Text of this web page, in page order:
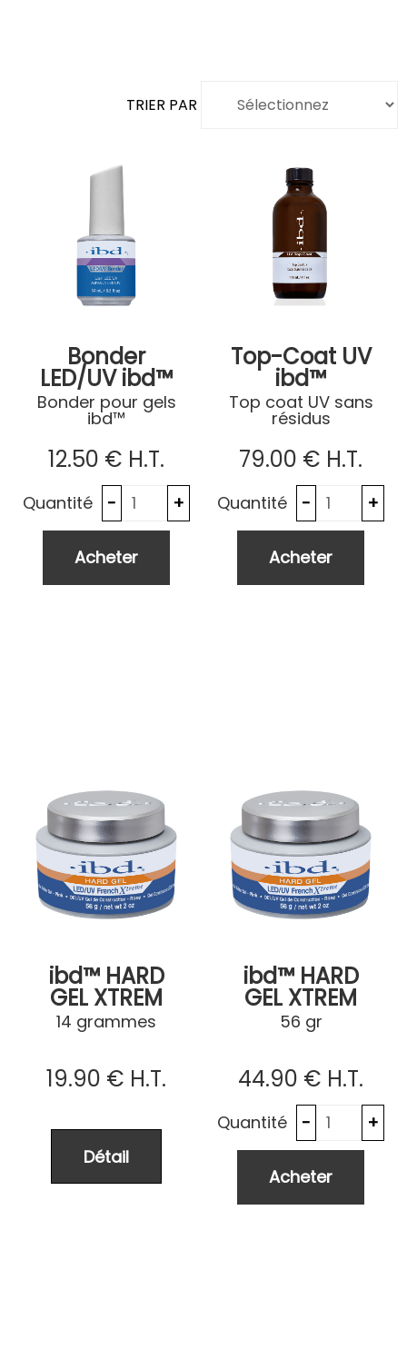
TRIER PAR
Bonder
LED/UV ibd™
Bonder pour gels
ibd™
12.50 € H.T.
Quantité
Top-Coat UV
ibd™
Top coat UV sans
résidus
79.00 € H.T.
Quantité
ibd™ HARD
GEL XTREM
PINK
14 grammes
19.90 € H.T.
ibd™ HARD
GEL XTREM
PINK
56 gr
44.90 € H.T.
Quantité